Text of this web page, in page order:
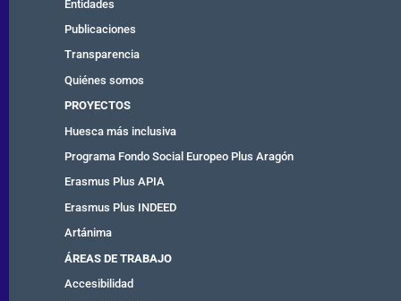
Entidades
Publicaciones
Transparencia
Quiénes somos
PROYECTOS
Huesca más inclusiva
Programa Fondo Social Europeo Plus Aragón
Erasmus Plus APIA
Erasmus Plus INDEED
Artánima
ÁREAS DE TRABAJO
Accesibilidad